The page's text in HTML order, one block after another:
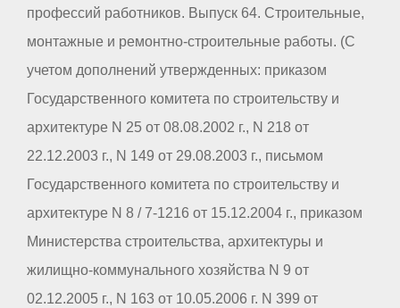
профессий работников. Выпуск 64. Строительные,
монтажные и ремонтно-строительные работы. (С
учетом дополнений утвержденных: приказом
Государственного комитета по строительству и
архитектуре N 25 от 08.08.2002 г., N 218 от
22.12.2003 г., N 149 от 29.08.2003 г., письмом
Государственного комитета по строительству и
архитектуре N 8 / 7-1216 от 15.12.2004 г., приказом
Министерства строительства, архитектуры и
жилищно-коммунального хозяйства N 9 от
02.12.2005 г., N 163 от 10.05.2006 г. N 399 от